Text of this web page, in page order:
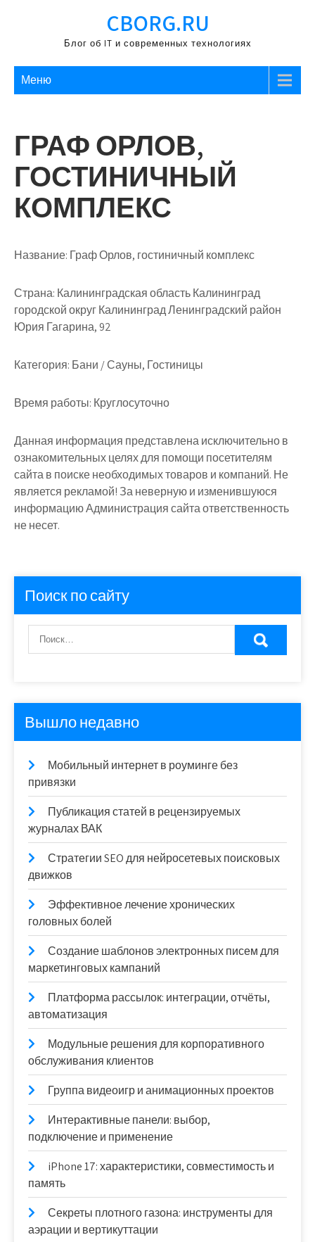
содержимому
CBORG.RU
Блог об IT и современных технологиях
Меню
ГРАФ ОРЛОВ,
ГОСТИНИЧНЫЙ
КОМПЛЕКС
Название: Граф Орлов, гостиничный комплекс
Страна: Калининградская область Калининград
городской округ Калининград Ленинградский район
Юрия Гагарина, 92
Категория: Бани / Сауны, Гостиницы
Время работы: Круглосуточно
Данная информация представлена исключительно в
ознакомительных целях для помощи посетителям
сайта в поиске необходимых товаров и компаний. Не
является рекламой! За неверную и изменившуюся
информацию Администрация сайта ответственность
не несет.
Поиск по сайту
Вышло недавно
Мобильный интернет в роуминге без
привязки
Публикация статей в рецензируемых
журналах ВАК
Стратегии SEO для нейросетевых поисковых
движков
Эффективное лечение хронических
головных болей
Создание шаблонов электронных писем для
маркетинговых кампаний
Платформа рассылок: интеграции, отчёты,
автоматизация
Модульные решения для корпоративного
обслуживания клиентов
Группа видеоигр и анимационных проектов
Интерактивные панели: выбор,
подключение и применение
iPhone 17: характеристики, совместимость и
память
Секреты плотного газона: инструменты для
аэрации и вертикуттации